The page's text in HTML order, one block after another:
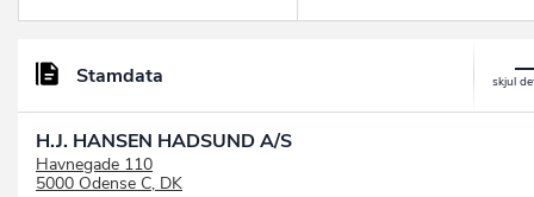
Stamdata
H.J. HANSEN HADSUND A/S
Havnegade 110
5000 Odense C, DK